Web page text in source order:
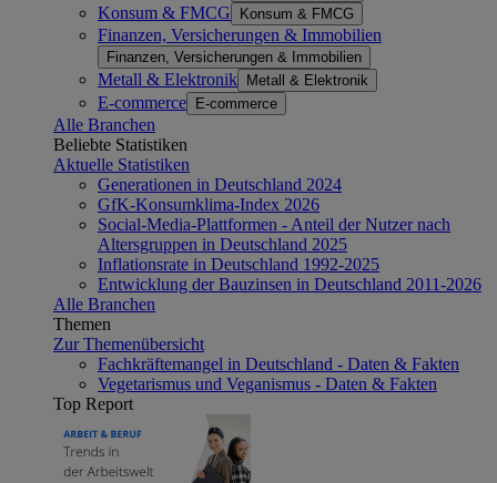
Konsum & FMCG Konsum & FMCG
Finanzen, Versicherungen & Immobilien
Finanzen, Versicherungen & Immobilien
Metall & Elektronik Metall & Elektronik
E-commerce E-commerce
Alle Branchen
Beliebte Statistiken
Aktuelle Statistiken
Generationen in Deutschland 2024
GfK-Konsumklima-Index 2026
Social-Media-Plattformen - Anteil der Nutzer nach
Altersgruppen in Deutschland 2025
Inflationsrate in Deutschland 1992-2025
Entwicklung der Bauzinsen in Deutschland 2011-2026
Alle Branchen
Themen
Zur Themenübersicht
Fachkräftemangel in Deutschland - Daten & Fakten
Vegetarismus und Veganismus - Daten & Fakten
Top Report